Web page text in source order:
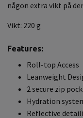
någon extra vikt på
Vikt: 220 g
Features:
Roll-top Access
Leanweight
2 secure zip
Hydration
Reflective